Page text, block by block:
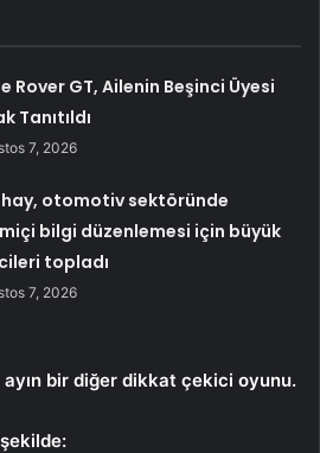
Rover GT, Ailenin Beşinci Üyesi
Tanıtıldı
7, 2026
otomotiv sektöründe
bilgi düzenlemesi için büyük
topladı
7, 2026
bir diğer dikkat çekici oyunu.